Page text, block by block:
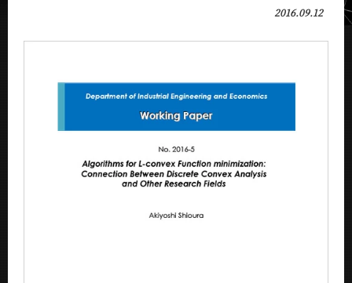
2016.09.12
未来
入学案内
Admissions
経営工学系 News
News 一覧